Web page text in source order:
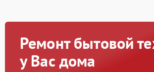
Ремонт бытовой
у Вас дома